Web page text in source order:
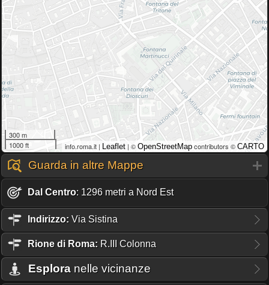
300 m
1000 ft
info.roma.it | Leaflet | © OpenStreetMap contributors © CARTO
Guarda in altre Mappe
Dal Centro: 1296 metri a Nord Est
Indirizzo: Via Sistina
Rione di Roma: R.III Colonna
Esplora nelle vicinanze